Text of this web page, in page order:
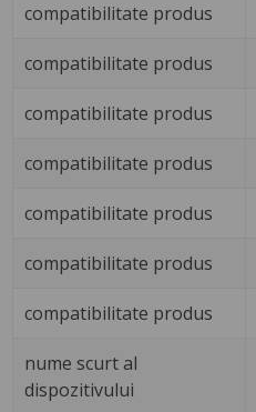
compatibilitate produs
compatibilitate produs
compatibilitate produs
compatibilitate produs
compatibilitate produs
compatibilitate produs
compatibilitate produs
nume scurt al
dispozitivului